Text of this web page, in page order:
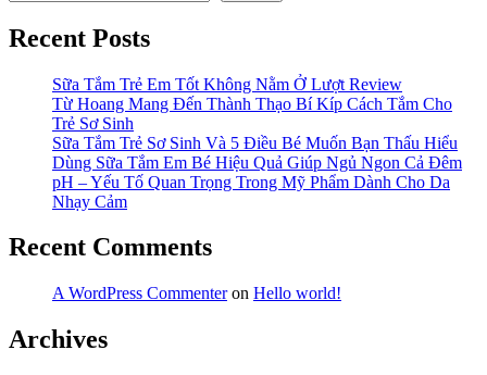
Recent Posts
Sữa Tắm Trẻ Em Tốt Không Nằm Ở Lượt Review
Từ Hoang Mang Đến Thành Thạo Bí Kíp Cách Tắm Cho
Trẻ Sơ Sinh
Sữa Tắm Trẻ Sơ Sinh Và 5 Điều Bé Muốn Bạn Thấu Hiểu
Dùng Sữa Tắm Em Bé Hiệu Quả Giúp Ngủ Ngon Cả Đêm
pH – Yếu Tố Quan Trọng Trong Mỹ Phẩm Dành Cho Da
Nhạy Cảm
Recent Comments
A WordPress Commenteron Hello world!
Archives